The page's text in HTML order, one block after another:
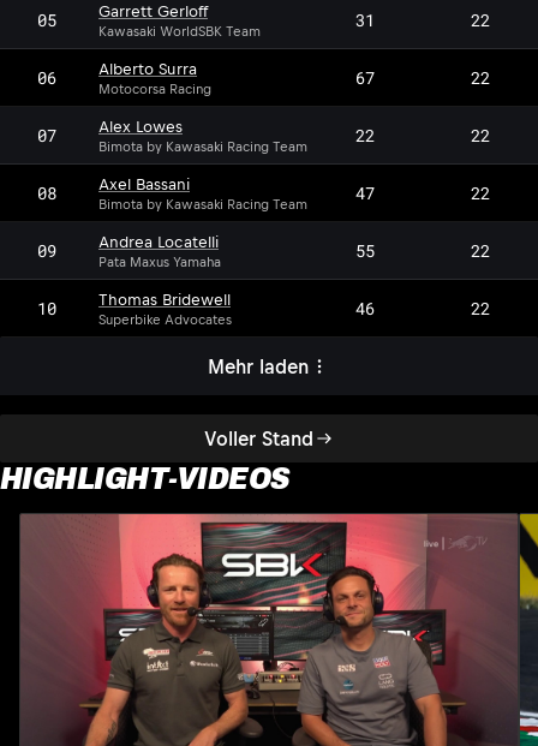
Voller Stand
05 Garrett Gerloff
Kawasaki WorldSBK Team 31 22
06 Alberto Surra
Motocorsa Racing 67 22
07 Alex Lowes
Bimota by Kawasaki Racing Team 22 22
08 Axel Bassani
Bimota by Kawasaki Racing Team 47 22
09 Andrea Locatelli
Pata Maxus Yamaha 55 22
10 Thomas Bridewell
Superbike Advocates 46 22
Mehr laden
HIGHLIGHT-VIDEOS